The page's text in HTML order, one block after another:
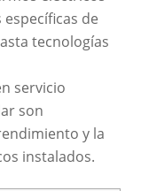
de
tecnologías
servicio
son
y la
instalados.